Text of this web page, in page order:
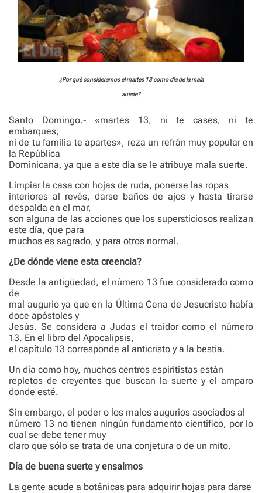
¿Por qué consideramos el martes 13 como día de la mala
suerte?
Santo Domingo.- «martes 13, ni te cases, ni te
embarques,
ni de tu familia te apartes», reza un refrán muy popular en
la República
Dominicana, ya que a este día se le atribuye mala suerte.
Limpiar la casa con hojas de ruda, ponerse las ropas
interiores al revés, darse baños de ajos y hasta tirarse
despalda en el mar,
son alguna de las acciones que los supersticiosos realizan
este día, que para
muchos es sagrado, y para otros normal.
¿De dónde viene esta creencia?
Desde la antigüedad, el número 13 fue considerado como
de
mal augurio ya que en la Última Cena de Jesucristo había
doce apóstoles y
Jesús. Se considera a Judas el traidor como el número
13. En el libro del Apocalipsis,
el capítulo 13 corresponde al anticristo y a la bestia.
Un día como hoy, muchos centros espiritistas están
repletos de creyentes que buscan la suerte y el amparo
donde esté.
Sin embargo, el poder o los malos augurios asociados al
número 13 no tienen ningún fundamento científico, por lo
cual se debe tener muy
claro que sólo se trata de una conjetura o de un mito.
Día de buena suerte y ensalmos
La gente acude a botánicas para adquirir hojas para darse